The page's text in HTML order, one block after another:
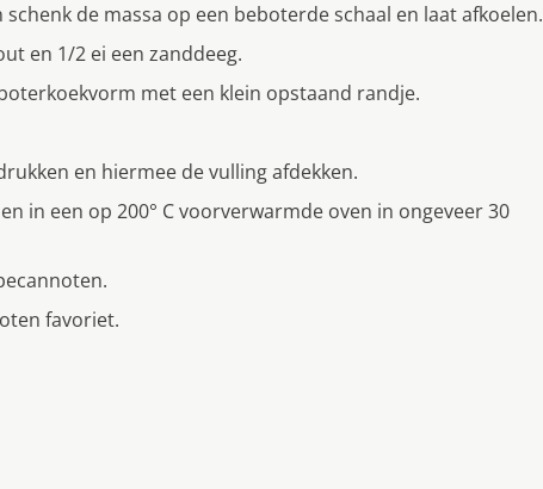
de massa op een beboterde schaal en laat afkoelen.
en 1/2 ei een zanddeeg.
met een klein opstaand randje.
en hiermee de vulling afdekken.
in een op 200° C voorverwarmde oven in ongeveer 30
favoriet.